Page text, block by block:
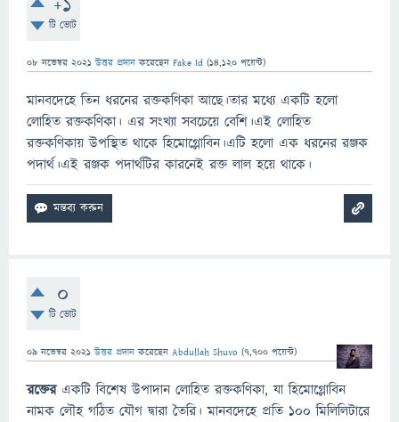
টি ভোট
08 নভেম্বর 2021 উত্তর প্রদান করেছেন Fake Id (14,120 পয়েন্ট)
মানবদেহে তিন ধরনের রক্তকণিকা আছে।তার মধ্যে একটি হলো
লোহিত রক্তকণিকা। এর সংখ্যা সবচেয়ে বেশি।এই লোহিত
রক্তকণিকায় উপস্থিত থাকে হিমোগ্লোবিন।এটি হলো এক ধরনের রঞ্জক
পদার্থ।এই রঞ্জক পদার্থটির কারনেই রক্ত লাল হয়ে থাকে।
0
টি ভোট
09 নভেম্বর 2021 উত্তর প্রদান করেছেন Abdullah Shuvo (7,700 পয়েন্ট)
রক্তেরএকটি বিশেষ উপাদান লোহিত রক্তকণিকা, যা হিমোগ্লোবিন
নামক লৌহ গঠিত যৌগ দ্বারা তৈরি। মানবদেহে প্রতি ১০০ মিলিলিটারে